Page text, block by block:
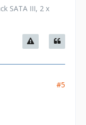
SATA III, 2 x
#5